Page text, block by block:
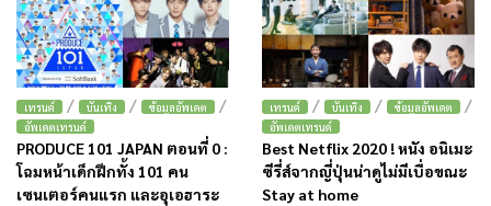
เทรนด์ / บันเทิง / ข้อมูลอัพเดต /
อัพเดตเทรนด์
PRODUCE 101 JAPAN ตอนที่ 0 :
โฉมหน้าเด็กฝึกทั้ง 101 คน
เซนเตอร์คนแรก และอุเอฮาระ
เทรนด์ / บันเทิง / ข้อมูลอัพเดต /
อัพเดตเทรนด์
Best Netflix 2020 ! หนัง อนิเมะ
ซีรี่ส์จากญี่ปุ่นน่าดูไม่มีเบื่อขณะ
Stay at home